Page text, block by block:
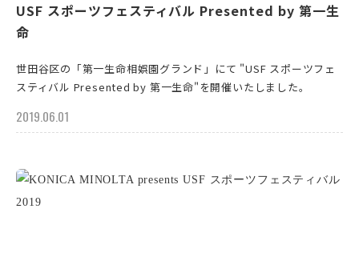
USF スポーツフェスティバル Presented by 第一生
命
世田谷区の「第一生命相娯園グランド」にて "USF スポーツフェ
スティバル Presented by 第一生命"を開催いたしました。
2019.06.01